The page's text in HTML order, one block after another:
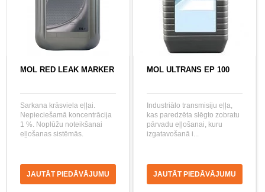
MOL RED LEAK MARKER
Sarkana krāsviela eļļai.
Nepieciešamā koncentrācija
1 %. Noplūžu noteikšanai
eļļošanas sistēmās.
JAUTĀT PIEDĀVĀJUMU
MOL ULTRANS EP 100
Industriālo transmisiju eļļa,
kas paredzēta slēgto zobratu
pārvadu eļļošanai, kuru
izgatavošanā i...
JAUTĀT PIEDĀVĀJUMU